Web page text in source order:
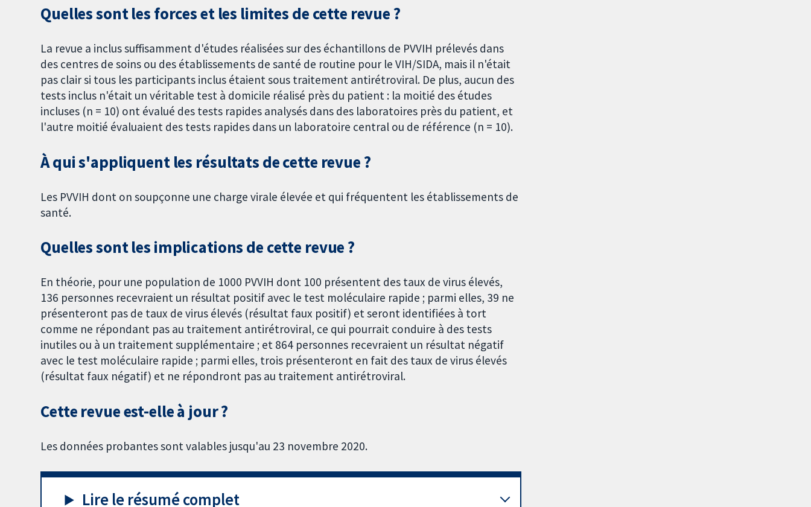
Quelles sont les forces et les limites de cette revue ?
La revue a inclus suffisamment d'études réalisées sur des échantillons de PVVIH prélevés dans
des centres de soins ou des établissements de santé de routine pour le VIH/SIDA, mais il n'était
pas clair si tous les participants inclus étaient sous traitement antirétroviral. De plus, aucun des
tests inclus n'était un véritable test à domicile réalisé près du patient : la moitié des études
incluses (n = 10) ont évalué des tests rapides analysés dans des laboratoires près du patient, et
l'autre moitié évaluaient des tests rapides dans un laboratoire central ou de référence (n = 10).
À qui s'appliquent les résultats de cette revue ?
Les PVVIH dont on soupçonne une charge virale élevée et qui fréquentent les établissements de
santé.
Quelles sont les implications de cette revue ?
En théorie, pour une population de 1000 PVVIH dont 100 présentent des taux de virus élevés,
136 personnes recevraient un résultat positif avec le test moléculaire rapide ; parmi elles, 39 ne
présenteront pas de taux de virus élevés (résultat faux positif) et seront identifiées à tort
comme ne répondant pas au traitement antirétroviral, ce qui pourrait conduire à des tests
inutiles ou à un traitement supplémentaire ; et 864 personnes recevraient un résultat négatif
avec le test moléculaire rapide ; parmi elles, trois présenteront en fait des taux de virus élevés
(résultat faux négatif) et ne répondront pas au traitement antirétroviral.
Cette revue est-elle à jour ?
Les données probantes sont valables jusqu'au 23 novembre 2020.
Lire le résumé complet